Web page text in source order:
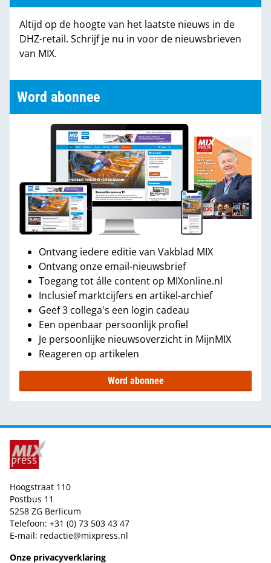
Altijd op de hoogte van het laatste nieuws in de
DHZ-retail. Schrijf je nu in voor de nieuwsbrieven
van MIX.
Word abonnee
Ontvang iedere editie van Vakblad MIX
Ontvang onze email-nieuwsbrief
Toegang tot álle content op MIXonline.nl
Inclusief marktcijfers en artikel-archief
Geef 3 collega's een login cadeau
Een openbaar persoonlijk profiel
Je persoonlijke nieuwsoverzicht in MijnMIX
Reageren op artikelen
Word abonnee
Hoogstraat 110
Postbus 11
5258 ZG Berlicum
Telefoon: +31 (0) 73 503 43 47
E-mail: redactie@mixpress.nl
Onze privacyverklaring